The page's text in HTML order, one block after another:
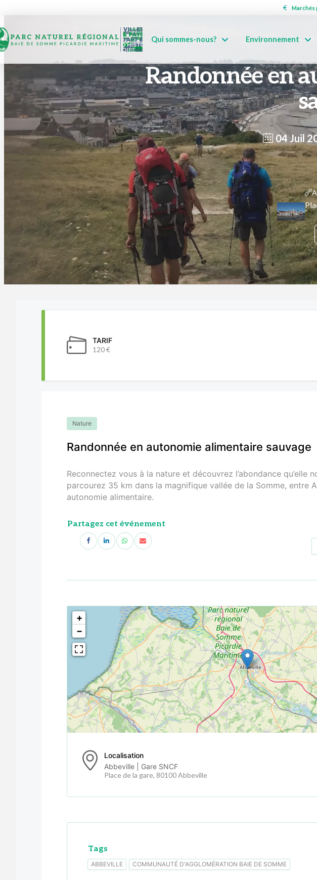
Marchés
Qui sommes-nous? Environnement
Randonnée en
04 Juil
TARIF
120 €
Nature
Randonnée en autonomie alimentaire sauvage
Reconnectez vous à la nature et découvrez l’abondance qu’elle
parcourez 35 km dans la magnifique vallée de la Somme, entre
autonomie alimentaire.
Partagez cet événement
<!---->
+
−
Localisation
Abbeville | Gare SNCF
Place de la gare, 80100 Abbeville
Tags
ABBEVILLE COMMUNAUTÉ D'AGGLOMÉRATION BAIE DE SOMME